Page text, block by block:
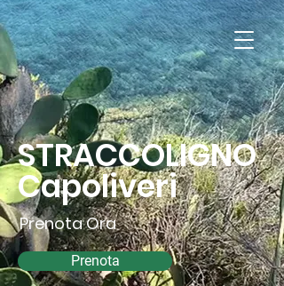
Appartamenti
Straccoligno
Isola D'Elba
STRACCOLIGNO
Capoliveri
Prenota Ora
Prenota